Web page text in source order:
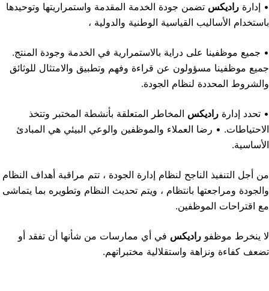
• إدارة راديكس تضمن جودة الخدمة المقدمة واستمراريتها وتوحيدها
باستخدام الأساليب القياسية الوطنية والدولية ،
• جميع موظفينا على دراية بالاستمرارية في الخدمة وجودة المنتج.
جميع موظفينا مسؤولون عن قراءة وفهم وتطبيق والامتثال للوثائق
والشروط المحددة لنظام الجودة.
• تحدد إدارة راديكس المخاطر المتعلقة بأنشطة المختبر وتتخذ
الاحتياطات. • رضا العملاء والموظفين والوعي البيئي هي المبادئ
الأساسية.
من أجل التنفيذ الناجح لنظام إدارة الجودة ، تتم مراقبة أهداف النظام
والجودة ومراجعتها بانتظام ، ويتم تحديث النظام وتطويره بما يتماشى
مع اقتراحات الموظفين.
لا ينخرط موظفو راديكس في أي ممارسات من شأنها أن تفقد أو
تضعف كفاءة ونزاهة واستقلالية مختبراتهم.